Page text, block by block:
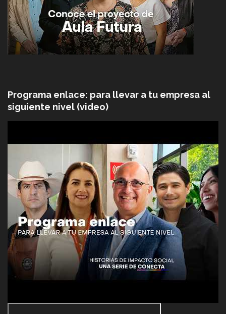
Programa enlace: para llevar a tu empresa al
siguiente nivel (video)